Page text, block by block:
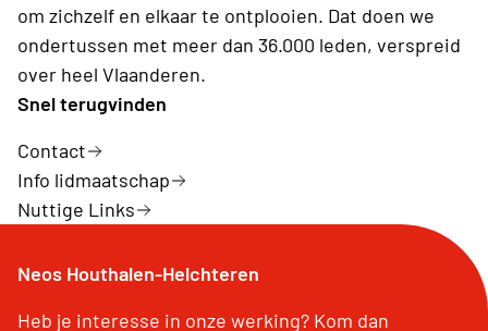
om zichzelf en elkaar te ontplooien. Dat doen we
ondertussen met meer dan 36.000 leden, verspreid
over heel Vlaanderen.
Snel terugvinden
Contact
Info lidmaatschap
Nuttige Links
Neos Houthalen-Helchteren
Heb je interesse in onze werking? Kom dan